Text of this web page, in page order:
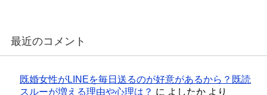
最近のコメント
既婚女性がLINEを毎日送るのが好意があるから？既読
スルーが増える理由や心理は？ に よしたか より